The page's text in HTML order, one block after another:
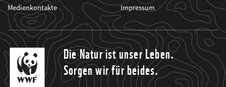
Medienkontakte
Impressum
Die Natur ist unser Leben.
Sorgen wir für beides.